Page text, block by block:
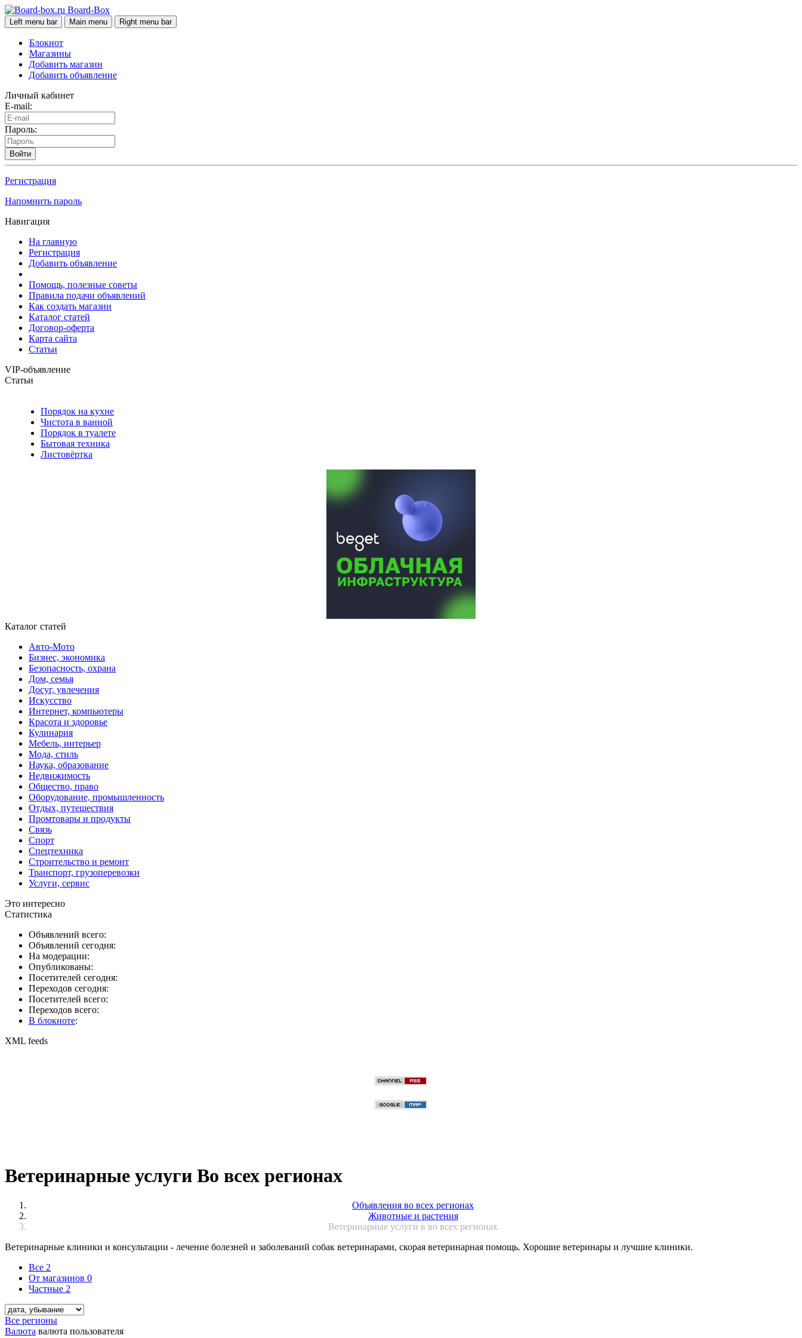
Board-Box
Left menu bar Main menu Right menu bar
Блокнот
Магазины
Добавить магазин
Добавить объявление
Личный кабинет
E-mail:
Пароль:
Войти
Регистрация
Напомнить пароль
Навигация
На главную
Регистрация
Добавить объявление
Помощь, полезные советы
Правила подачи объявлений
Как создать магазин
Каталог статей
Договор-оферта
Карта сайта
Статьи
VIP-объявление
Статьи
Порядок на кухне
Чистота в ванной
Порядок в туалете
Бытовая техника
Листовёртка
Каталог статей
Авто-Мото
Бизнес, экономика
Безопасность, охрана
Дом, семья
Досуг, увлечения
Искусство
Интернет, компьютеры
Красота и здоровье
Кулинария
Мебель, интерьер
Мода, стиль
Наука, образование
Недвижимость
Общество, право
Оборудование, промышленность
Отдых, путешествия
Промтовары и продукты
Связь
Спорт
Спецтехника
Строительство и ремонт
Транспорт, грузоперевозки
Услуги, сервис
Это интересно
Статистика
Объявлений всего:
Объявлений сегодня:
На модерации:
Опубликованы:
Посетителей сегодня:
Переходов сегодня:
Посетителей всего:
Переходов всего:
В блокноте:
XML feeds
Ветеринарные услуги Во всех регионах
Объявления во всех регионах
Животные и растения
Ветеринарные услуги в во всех регионах
Ветеринарные клиники и консультации - лечение болезней и заболеваний собак ветеринарами, скорая ветеринарная помощь. Хорошие ветеринары и лучшие клиники.
Все 2
От магазинов 0
Частные 2
Все регионы
Валюта валюта пользователя